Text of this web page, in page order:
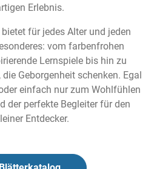
Erlebnis.
für jedes Alter und jeden
vom farbenfrohen
Lernspiele bis hin zu
Geborgenheit schenken. Egal
einfach nur zum Wohlfühlen
der perfekte Begleiter für den
Entdecker.